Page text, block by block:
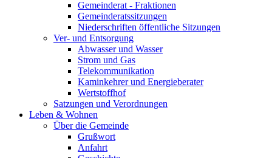
Gemeinderat - Fraktionen
Gemeinderatssitzungen
Niederschriften öffentliche Sitzungen
Ver- und Entsorgung
Abwasser und Wasser
Strom und Gas
Telekommunikation
Kaminkehrer und Energieberater
Wertstoffhof
Satzungen und Verordnungen
Leben & Wohnen
Über die Gemeinde
Grußwort
Anfahrt